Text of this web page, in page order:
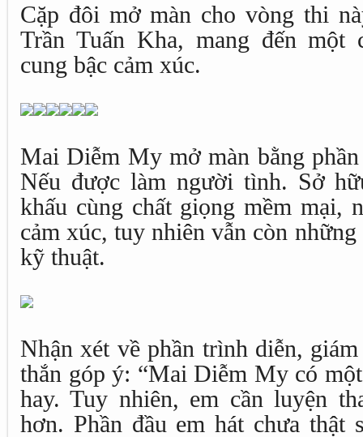
Cặp đôi mở màn cho vòng thi
Trần Tuấn Kha, mang đến một
cung bậc cảm xúc.
Mai Diễm My mở màn bằng
Nếu được làm người tình. Sở
khấu cùng chất giọng mềm mại,
cảm xúc, tuy nhiên vẫn còn
kỹ thuật.
Nhận xét về phần trình diễn,
thắn góp ý: “Mai Diễm My có
hay. Tuy nhiên, em cần luyện
hơn. Phần đầu em hát chưa thật